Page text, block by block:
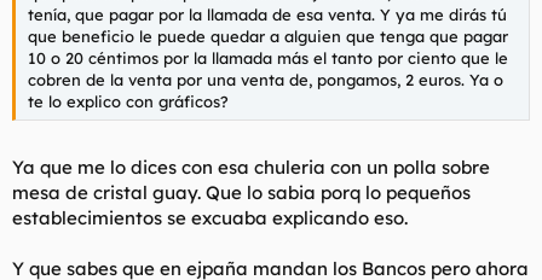
tenía, que pagar por la llamada de esa venta. Y ya me dirás tú
que beneficio le puede quedar a alguien que tenga que pagar
10 o 20 céntimos por la llamada más el tanto por ciento que le
cobren de la venta por una venta de, pongamos, 2 euros. Ya o
te lo explico con gráficos?
Ya que me lo dices con esa chuleria con un polla sobre
mesa de cristal guay. Que lo sabia porq lo pequeños
establecimientos se excuaba explicando eso.
Y que sabes que en ejpaña mandan los Bancos pero ahora